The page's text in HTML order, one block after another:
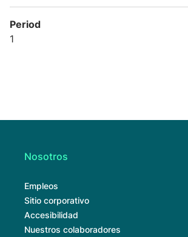
Period
1
Nosotros
Empleos
Sitio corporativo
Accesibilidad
Nuestros colaboradores